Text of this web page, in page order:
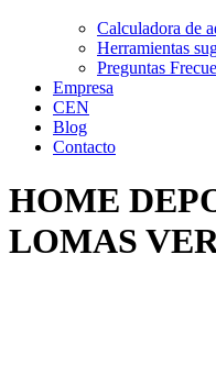
Calculadora de
Herramientas
Preguntas
Empresa
CEN
Blog
Contacto
HOME
LOMAS